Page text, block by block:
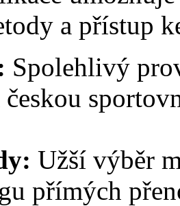
a přístup
Spolehlivý
Užší výběr
přímých